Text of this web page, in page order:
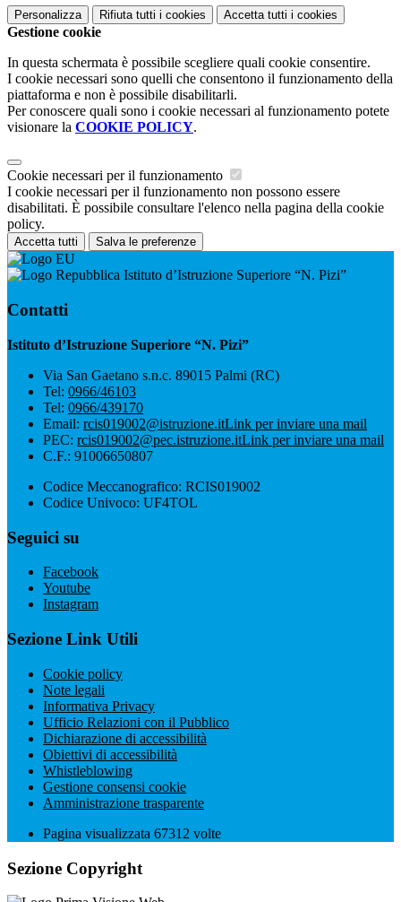
Personalizza Rifiuta tutti i cookies Accetta tutti i cookies
Gestione cookie
In questa schermata è possibile scegliere quali cookie consentire.
I cookie necessari sono quelli che consentono il funzionamento della
piattaforma e non è possibile disabilitarli.
Per conoscere quali sono i cookie necessari al funzionamento potete
visionare la COOKIE POLICY.
Cookie necessari per il funzionamento
I cookie necessari per il funzionamento non possono essere
disabilitati. È possibile consultare l'elenco nella pagina della cookie
policy.
Accetta tutti Salva le preferenze
Istituto d’Istruzione Superiore “N. Pizi”
Contatti
Istituto d’Istruzione Superiore “N. Pizi”
Via San Gaetano s.n.c. 89015 Palmi (RC)
Tel: 0966/46103
Tel: 0966/439170
Email: rcis019002@istruzione.itLink per inviare una mail
PEC: rcis019002@pec.istruzione.itLink per inviare una mail
C.F.: 91006650807
Codice Meccanografico: RCIS019002
Codice Univoco: UF4TOL
Seguici su
Facebook
Youtube
Instagram
Sezione Link Utili
Cookie policy
Note legali
Informativa Privacy
Ufficio Relazioni con il Pubblico
Dichiarazione di accessibilità
Obiettivi di accessibilità
Whistleblowing
Gestione consensi cookie
Amministrazione trasparente
Pagina visualizzata 67312 volte
Sezione Copyright